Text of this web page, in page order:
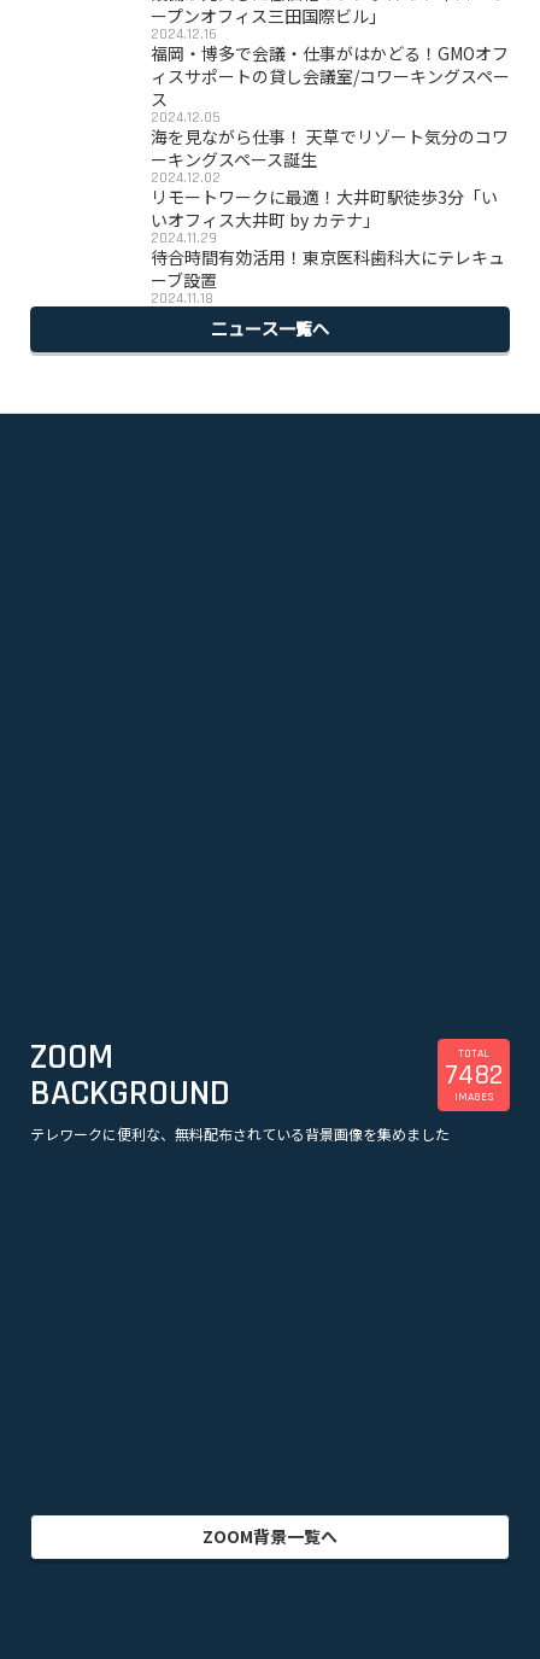
ープンオフィス三田国際ビル」
2024.12.16
福岡・博多で会議・仕事がはかどる！GMOオフ
ィスサポートの貸し会議室/コワーキングスペー
ス
2024.12.05
海を見ながら仕事！ 天草でリゾート気分のコワ
ーキングスペース誕生
2024.12.02
リモートワークに最適！大井町駅徒歩3分「い
いオフィス大井町 by カテナ」
2024.11.29
待合時間有効活用！東京医科歯科大にテレキュ
ーブ設置
2024.11.18
ニュース一覧へ
ZOOM
BACKGROUND
テレワークに便利な、無料配布されている背景画像を集めました
TOTAL
7482
IMAGES
美容
ZOOM背景一覧へ